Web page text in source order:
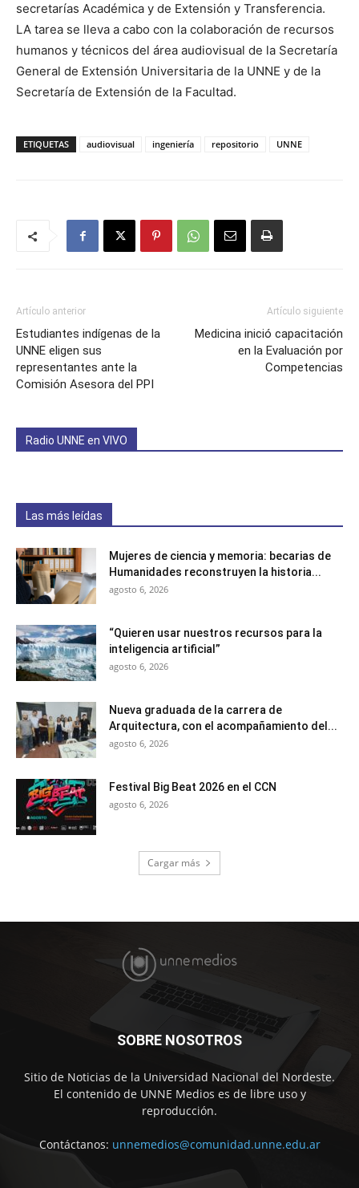
secretarías Académica y de Extensión y Transferencia.
LA tarea se lleva a cabo con la colaboración de recursos
humanos y técnicos del área audiovisual de la Secretaría
General de Extensión Universitaria de la UNNE y de la
Secretaría de Extensión de la Facultad.
ETIQUETAS audiovisual ingeniería repositorio UNNE
Artículo anterior
Estudiantes indígenas de la
UNNE eligen sus
representantes ante la
Comisión Asesora del PPI
Artículo siguiente
Medicina inició capacitación
en la Evaluación por
Competencias
Radio UNNE en VIVO
Las más leídas
Mujeres de ciencia y memoria: becarias de
Humanidades reconstruyen la historia...
agosto 6, 2026
“Quieren usar nuestros recursos para la
inteligencia artificial”
agosto 6, 2026
Nueva graduada de la carrera de
Arquitectura, con el acompañamiento del...
agosto 6, 2026
Festival Big Beat 2026 en el CCN
agosto 6, 2026
Cargar más
SOBRE NOSOTROS
Sitio de Noticias de la Universidad Nacional del Nordeste.
El contenido de UNNE Medios es de libre uso y
reproducción.
Contáctanos: unnemedios@comunidad.unne.edu.ar